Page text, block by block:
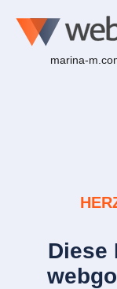
marina-
Diese